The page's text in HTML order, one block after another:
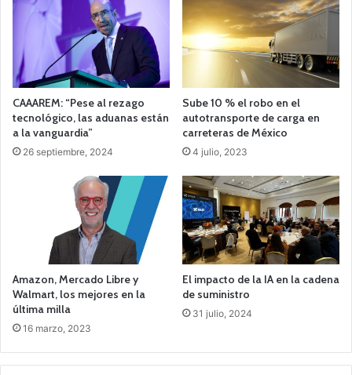
CAAAREM: “Pese al rezago
tecnológico, las aduanas están
a la vanguardia”
26 septiembre, 2024
Sube 10 % el robo en el
autotransporte de carga en
carreteras de México
4 julio, 2023
Amazon, Mercado Libre y
Walmart, los mejores en la
última milla
16 marzo, 2023
El impacto de la IA en la cadena
de suministro
31 julio, 2024